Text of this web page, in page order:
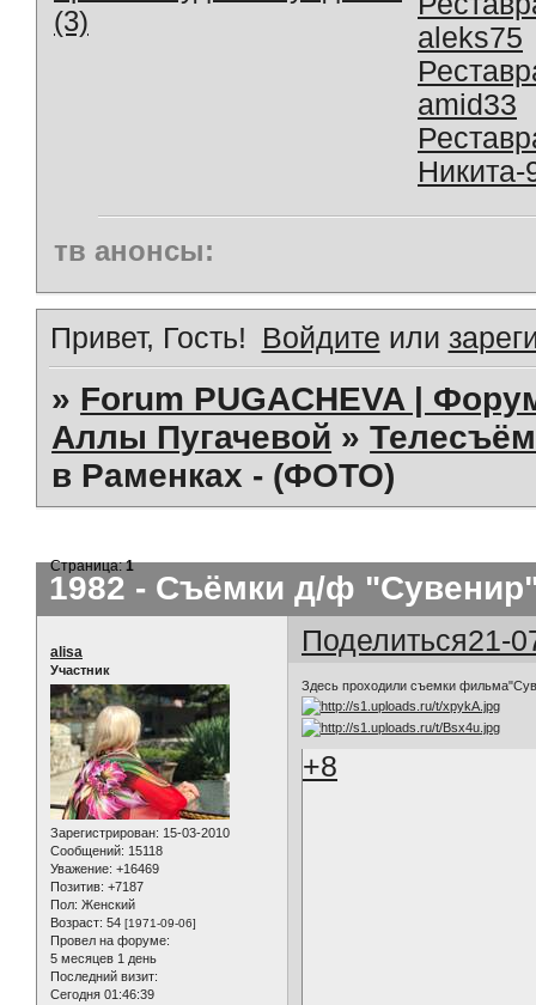
(3)
aleks75
amid33
Никита-
тв анонсы:
Привет, Гость! Войдите или
» Forum PUGACHEVA |
Аллы Пугачевой »
в Раменках - (ФОТО)
1982 - Съёмки д/ф
Страница:1
Поделиться21-
alisa
Участник
Зарегистрирован: 15-03-2010
Сообщений: 15118
Уважение: +16469
Позитив: +7187
Пол: Женский
Возраст: 54 [1971-09-06]
Провел на форуме:
5 месяцев 1 день
Последний визит:
Сегодня 01:46:39
Здесь проходили съемки
+8